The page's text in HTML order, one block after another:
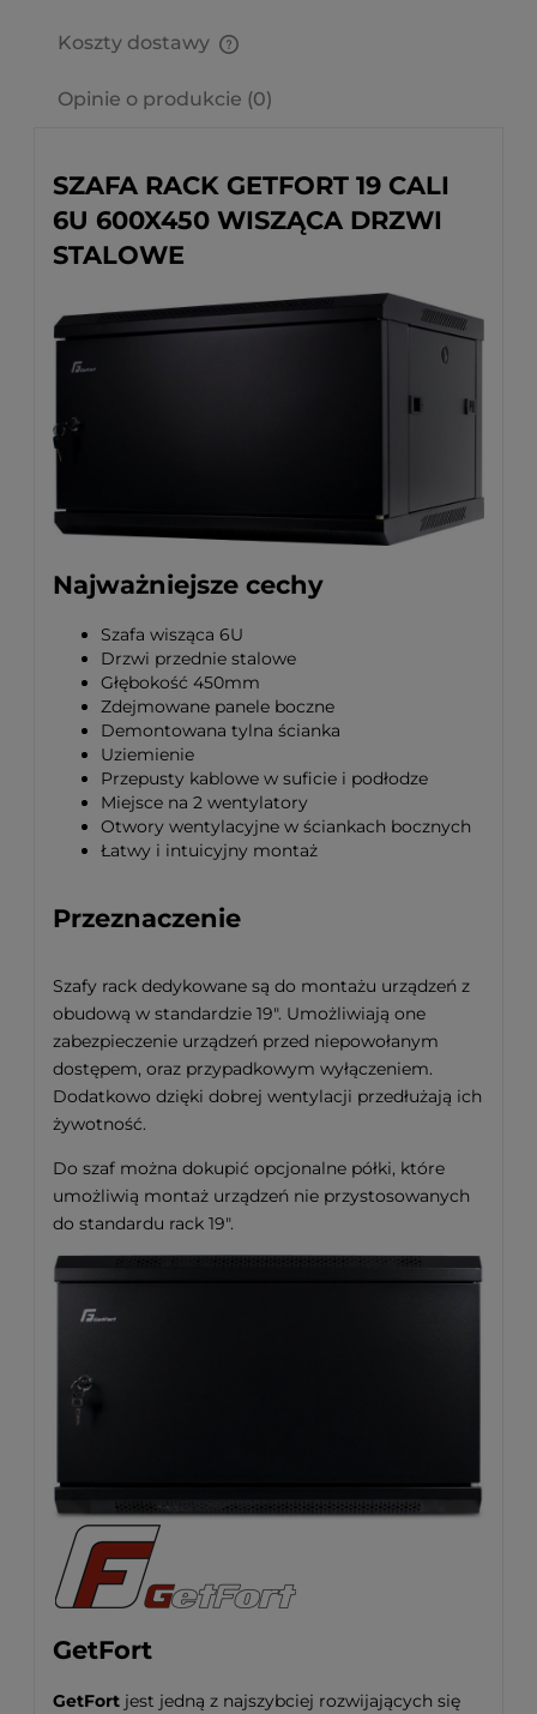
Koszty dostawy
Opinie o produkcie (0)
SZAFA RACK GETFORT 19 CALI
6U 600X450 WISZĄCA DRZWI
STALOWE
Najważniejsze cechy
Szafa wisząca 6U
Drzwi przednie stalowe
Głębokość 450mm
Zdejmowane panele boczne
Demontowana tylna ścianka
Uziemienie
Przepusty kablowe w suficie i podłodze
Miejsce na 2 wentylatory
Otwory wentylacyjne w ściankach bocznych
Łatwy i intuicyjny montaż
Przeznaczenie
Szafy rack dedykowane są do montażu urządzeń z
obudową w standardzie 19". Umożliwiają one
zabezpieczenie urządzeń przed niepowołanym
dostępem, oraz przypadkowym wyłączeniem.
Dodatkowo dzięki dobrej wentylacji przedłużają ich
żywotność.
Do szaf można dokupić opcjonalne półki, które
umożliwią montaż urządzeń nie przystosowanych
do standardu rack 19".
GetFort
GetFort jest jedną z najszybciej rozwijających się